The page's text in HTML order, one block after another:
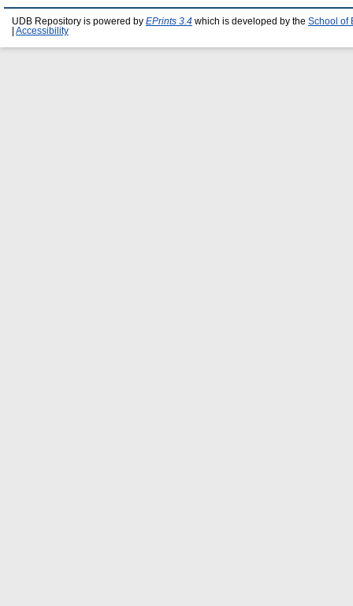
UDB Repository is powered by EPrints 3.4 which is developed by the School of
Accessibility